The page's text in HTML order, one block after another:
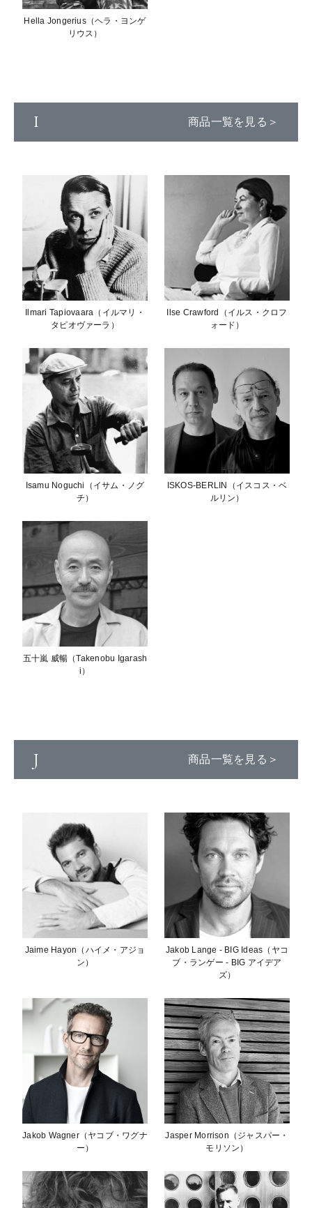
Hella Jongerius（ヘラ・ヨンゲ
リウス）
I 商品一覧を見る＞
Ilmari Tapiovaara（イルマリ・
タピオヴァーラ）
Ilse Crawford（イルス・クロフ
ォード）
Isamu Noguchi（イサム・ノグ
チ）
ISKOS-BERLIN（イスコス・ベ
ルリン）
五十嵐 威暢（Takenobu Igarash
i）
J 商品一覧を見る＞
Jaime Hayon（ハイメ・アジョ
ン）
Jakob Lange - BIG Ideas（ヤコ
ブ・ランゲー - BIG アイデア
ズ）
Jakob Wagner（ヤコブ・ワグナ
ー）
Jasper Morrison（ジャスパー・
モリソン）